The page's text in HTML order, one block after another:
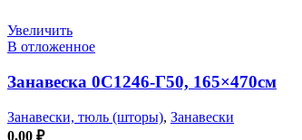
Увеличить
В отложенное
Занавеска 0С1246-Г50, 165×470см
Занавески, тюль (шторы), Занавески
0,00 ₽